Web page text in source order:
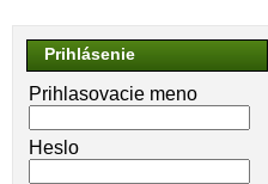
Prihlásenie
Prihlasovacie meno
Heslo